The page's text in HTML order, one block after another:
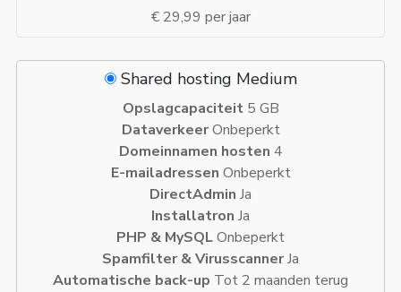
€ 29,99 per jaar
Shared hosting Medium
Opslagcapaciteit5 GB
DataverkeerOnbeperkt
Domeinnamen hosten 4
E-mailadressen Onbeperkt
DirectAdmin Ja
Installatron Ja
PHP & MySQLOnbeperkt
Spamfilter & VirusscannerJa
Automatische back-up Tot 2 maanden terug